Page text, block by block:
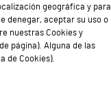
geográfica y para
denegar, aceptar su uso o
nuestras Cookies y
página). Alguna de las
de Cookies).